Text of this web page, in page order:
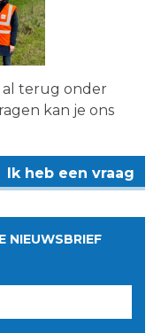
al terug onder
kan je ons
Ik heb een vraag
NIEUWSBRIEF